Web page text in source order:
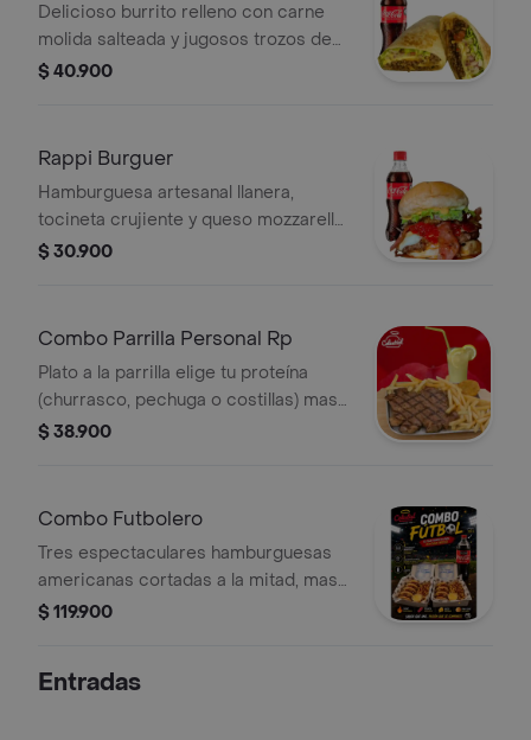
Delicioso burrito relleno con carne
molida salteada y jugosos trozos de
pechuga, acompañado de tocineta
fresco pico de gallo y guacamole
cremoso que realzan todo su sabor.
acompañado de coca cola 250
$ 40.900
Rappi Burguer
Hamburguesa artesanal llanera,
tocineta crujiente y queso mozzarella,
servida en un pan a base de papa con
combinación irresistible!
$ 30.900
Combo Parrilla Personal Rp
Plato a la parrilla elige tu proteína
(churrasco, pechuga o costillas) mas
ensaladas y limonada
$ 38.900
Combo Futbolero
Tres espectaculares hamburguesas
americanas cortadas a la mitad, mas
dos porciones de papa crocante
litros
$ 119.900
Entradas